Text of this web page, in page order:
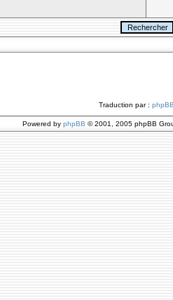
Traduction par :
Powered by phpBB © 2001, 2005 phpBB